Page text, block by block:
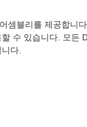
셈블리를 제공합니
수 있습니다. 모든
다.